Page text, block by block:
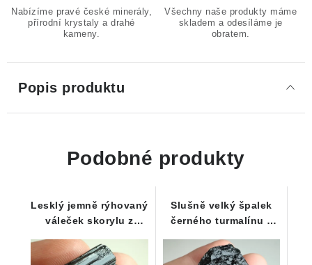
Nabízíme pravé české minerály,
přírodní krystaly a drahé
kameny.
Všechny naše produkty máme
skladem a odesíláme je
obratem.
Popis produktu
Podobné produkty
Lesklý jemně rýhovaný
váleček skorylu z
Slušně velký špalek
černého turmalínu z